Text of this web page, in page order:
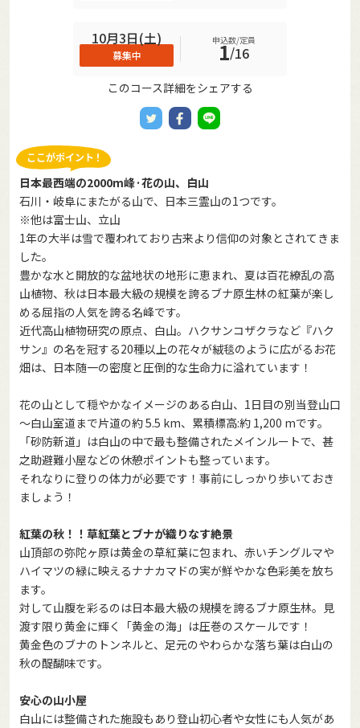
10月3日(土)
募集中
申込数/定員
1/16
このコース詳細をシェアする
日本最西端の2000m峰·花の山、白山
石川・岐阜にまたがる山で、日本三霊山の1つです。
※他は富士山、立山
1年の大半は雪で覆われており古来より信仰の対象とされてきま
した。
豊かな水と開放的な盆地状の地形に恵まれ、夏は百花繚乱の高
山植物、秋は日本最大級の規模を誇るブナ原生林の紅葉が楽し
める屈指の人気を誇る名峰です。
近代高山植物研究の原点、白山。ハクサンコザクラなど『ハク
サン』の名を冠する20種以上の花々が絨毯のように広がるお花
畑は、日本随一の密度と圧倒的な生命力に溢れています！
花の山として穏やかなイメージのある白山、1日目の別当登山口
～白山室道まで片道の約 5.5 km、累積標高:約 1,200 mです。
「砂防新道」は白山の中で最も整備されたメインルートで、甚
之助避難小屋などの休憩ポイントも整っています。
それなりに登りの体力が必要です！事前にしっかり歩いておき
ましょう！
紅葉の秋！！草紅葉とブナが織りなす絶景
山頂部の弥陀ヶ原は黄金の草紅葉に包まれ、赤いチングルマや
ハイマツの緑に映えるナナカマドの実が鮮やかな色彩美を放ち
ます。
対して山腹を彩るのは日本最大級の規模を誇るブナ原生林。見
渡す限り黄金に輝く「黄金の海」は圧巻のスケールです！
黄金色のブナのトンネルと、足元のやわらかな落ち葉は白山の
秋の醍醐味です。
安心の山小屋
白山には整備された施設もあり登山初心者や女性にも人気があ